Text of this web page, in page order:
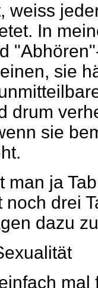
weiss
In
sie
drum
sie
man ja
noch drei
dazu
mal